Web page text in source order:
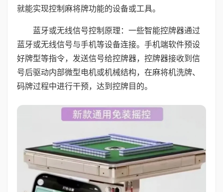
就能实现控制麻将牌功能的设备或工具。
蓝牙或无线信号控制原理：一些智能控牌器通过
蓝牙或无线信号与手机等设备连接。手机端软件预设
好牌型等指令，发送信号给控牌器，控牌器接收到信
号后驱动内部微型电机或机械结构，在麻将机洗牌、
码牌过程中进行干预，达到控牌目的。